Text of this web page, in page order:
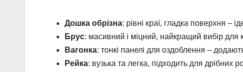
Дошка обрізна: рівні краї, гладка поверхня –
Брус: масивний і міцний, найкращий вибір для
Вагонка: тонкі панелі для оздоблення –
Рейка: вузька та легка, підходить для дрібних